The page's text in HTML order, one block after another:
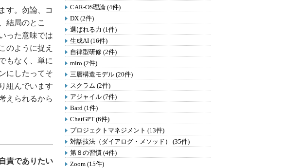
す。勿論、コ
結局のとこ
った意味では
のように捉え
もなく、単に
にしたってそ
組んでいます
えられるから
責でありたい
CAR-OS理論 (4件)
DX (2件)
選ばれる力 (1件)
生成AI (16件)
自律型研修 (2件)
miro (2件)
三層構造モデル (20件)
スクラム (2件)
アジャイル (7件)
Bard (1件)
ChatGPT (6件)
プロジェクトマネジメント (13件)
対話技法（ダイアログ・メソッド） (35件)
第８の習慣 (4件)
Zoom (15件)